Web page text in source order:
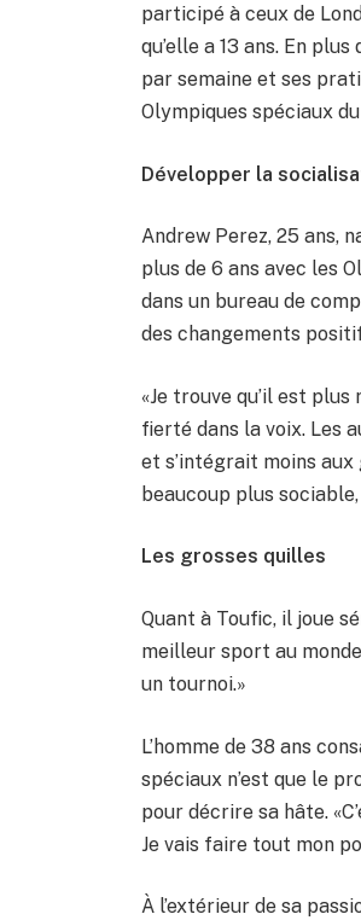
participé à ceux de
qu’elle a 13 ans. En
par semaine et ses
Olympiques spéciaux
Développer la
Andrew Perez, 25 ans,
plus de 6 ans avec les
dans un bureau de
des changements
«Je trouve qu’il est
fierté dans la voix. Les
et s’intégrait moins
beaucoup plus
Les grosses quilles
Quant à Toufic, il joue
meilleur sport au
un tournoi.»
L’homme de 38 ans
spéciaux n’est que le
pour décrire sa hâte.
Je vais faire tout mon
À l’extérieur de sa